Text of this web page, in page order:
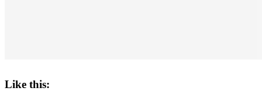
Like this: